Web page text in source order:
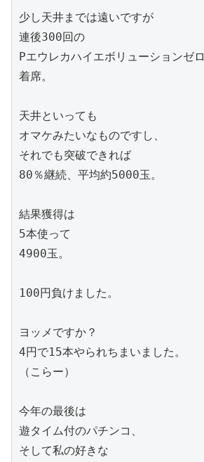
少し天井までは遠いですが
連後300回の
Pエウレカハイエボリューションゼロ
着席。
天井といっても
オマケみたいなものですし、
それでも突破できれば
80％継続、平均約5000玉。
結果獲得は
5本使って
4900玉。
100円負けました。
ヨッメですか？
4円で15本やられちまいました。
（こらー）
今年の最後は
遊タイム付のパチンコ、
そして私の好きな